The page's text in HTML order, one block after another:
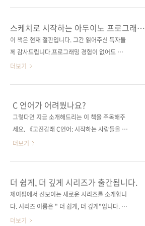
Modern C++(원서 ISBN: 없음)저자명 라이너
지 316쪽시리즈 (없음)판 형 (188*245*16)제
본 무선(soft cover)정 가 25,000원ISBN 979-
1..
밍 기법은 C++ 개발자라면 당연히, 그리고 정확
하게 알아야 한다고 하는데, 이 책은 최신 C++에
서 새롭게 추가된 병렬 프로그래밍과 멀티스레
와 프로그래밍 기법을 쉽게 설명하고 있으며, 이
한 권만으로도 표준을 모두 익힐 수 있도록 구성
행 가능한 풍부한 예제 코드로 C++ 멀티스레딩
기술을 습득할 수 있으며, 기존 C++ 표준뿐만 아
니라 향후 C++20 표준에서 변화할 내용까지
그..
스케치로 시작하는 아두이노 프로그래밍
(제2판)
이 책은 현재 절판입니다. 그간 읽어주신 독자들
께 감사드립니다.프로그래밍 경험이 없어도 아
두이노 프로그래밍을 쉽게!전 세계인의 아두이
Started with Sketches, 2nd Edition(원서
ISBN: 9781259641633)저자명 사이먼 몽크역
자명 배장열출판일 2016년 11월 30일페이지
(170*225*14)제 본 무선(soft cover)정 가
18,000원ISBN 979-11-85890-73-9 (93000)
C 언어 / C++ / 사물 인터넷분야 하드웨어 / 마
이크로컨트롤러..
더보기
C 언어가 어려웠나요?
그렇다면 지금 소개해드리는 이 책을 주목해주
세요. 《고진감래 C언어: 시작하는 사람들을 위
한》은 제목에서도 드러나 있듯이 C언어를 처음
웃 일본에서도 C언어로 골머리를 앓았던 분들이
많았던 것 같습니다. 그래서 저자는 어떻게 하면
C 언어를 쉽고 명쾌하게 배울 수 있을지에 대한
더보기
더 쉽게, 더 깊게 시리즈가 출간됩니다.
제이펍에서 선보이는 새로운 시리즈를 소개합니
다. 시리즈 이름은 " 더 쉽게, 더 깊게"입니다. 이
름에서도 유추할 수 있듯이 기존의 이론과 코드
더보기